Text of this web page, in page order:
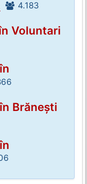
4.183
Voluntari
Brănești